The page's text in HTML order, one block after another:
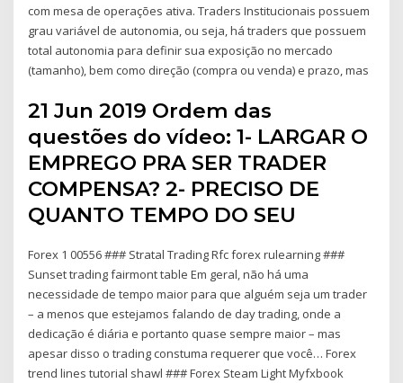
com mesa de operações ativa. Traders Institucionais possuem
grau variável de autonomia, ou seja, há traders que possuem
total autonomia para definir sua exposição no mercado
(tamanho), bem como direção (compra ou venda) e prazo, mas
21 Jun 2019 Ordem das
questões do vídeo: 1- LARGAR O
EMPREGO PRA SER TRADER
COMPENSA? 2- PRECISO DE
QUANTO TEMPO DO SEU
Forex 1 00556 ### Stratal Trading Rfc forex rulearning ###
Sunset trading fairmont table Em geral, não há uma
necessidade de tempo maior para que alguém seja um trader
– a menos que estejamos falando de day trading, onde a
dedicação é diária e portanto quase sempre maior – mas
apesar disso o trading constuma requerer que você… Forex
trend lines tutorial shawl ### Forex Steam Light Myfxbook